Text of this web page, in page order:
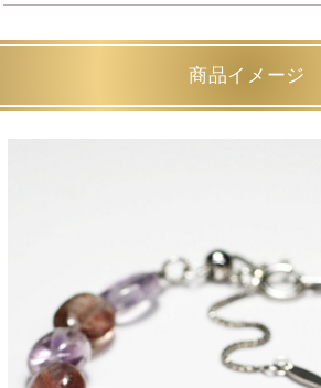
商品イメージ